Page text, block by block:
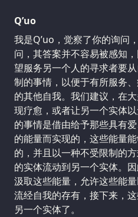
Q’uo
我是Q’uo，觉察了你的询问
问，其答案并不容易被感知
望服务另一个人的寻求者要
制的事情，以便于有所服务
的其他自我。我们建议，在
现疗愈，或者让另一个实体
的事情是借由给予那些具有
的能量而实现的，这些能量
的，并且以一种不受限制的
的实体流动到另一个实体。
汲取这些能量，允许这些能
流经自我的存有，接下来，
另一个实体了。